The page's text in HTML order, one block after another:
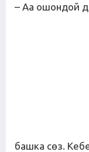
– Аа ошондой
башка сөз.